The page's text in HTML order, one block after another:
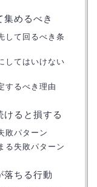
めるべき
して回るべき条
してはいけない
するべき理由
ると損する
敗パターン
る失敗パターン
落ちる行動